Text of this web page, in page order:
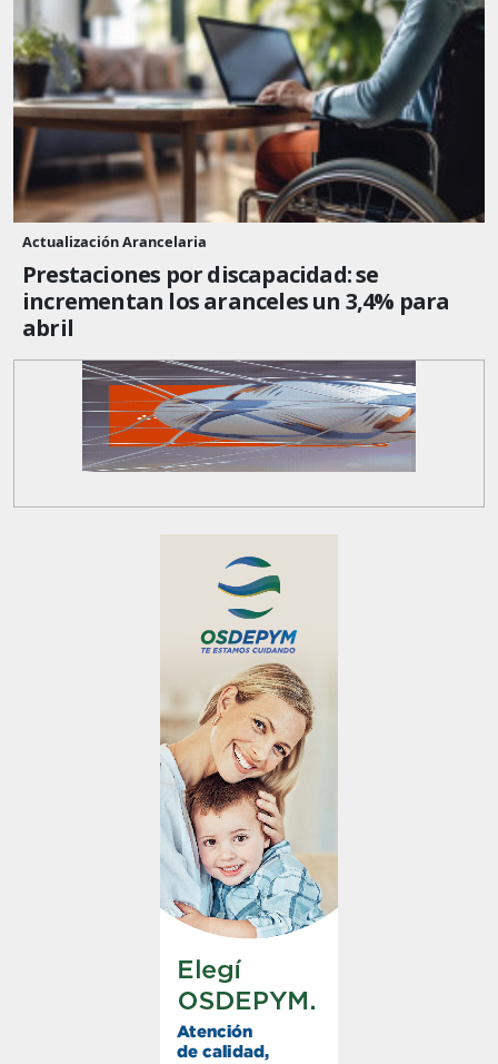
Actualización Arancelaria
Prestaciones por discapacidad: se
incrementan los aranceles un 3,4% para
abril